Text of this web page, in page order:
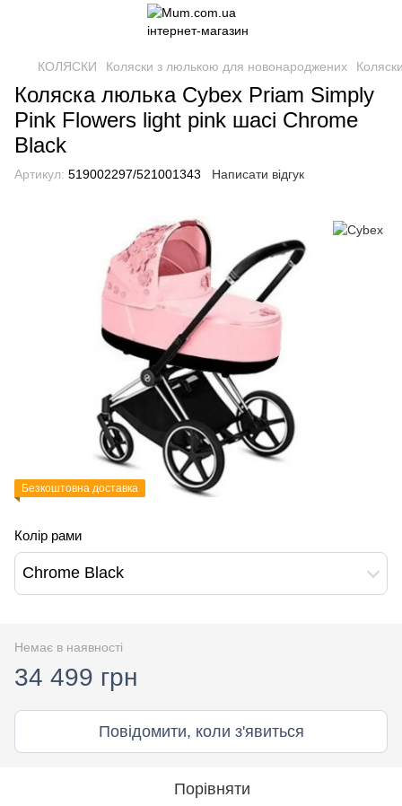
КОЛЯСКИ Коляски з люлькою для новонароджених
Коляска люлька Cybex Priam Simply
Pink Flowers light pink шасі Chrome
Black
Артикул: 519002297/521001343 Написати відгук
Безкоштовна доставка
Колір рами
Сhrome Black
Немає в наявності
34 499 грн
Повідомити, коли з'явиться
Порівняти